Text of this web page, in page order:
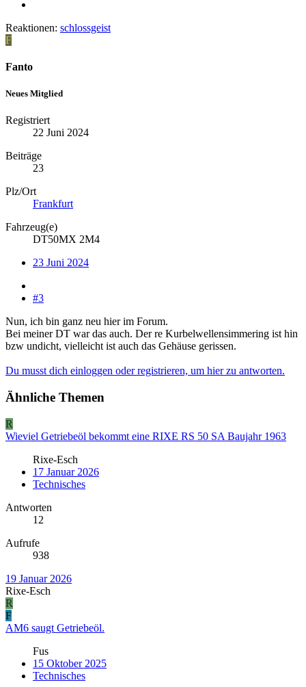
Reaktionen: schlossgeist
F
Fanto
Neues Mitglied
Registriert
22 Juni 2024
Beiträge
23
Plz/Ort
Frankfurt
Fahrzeug(e)
DT50MX 2M4
23 Juni 2024
#3
Nun, ich bin ganz neu hier im Forum.
Bei meiner DT war das auch. Der re Kurbelwellensimmering ist hin
bzw undicht, vielleicht ist auch das Gehäuse gerissen.
Du musst dich einloggen oder registrieren, um hier zu antworten.
Ähnliche Themen
R
Wieviel Getriebeöl bekommt eine RIXE RS 50 SA Baujahr 1963
Rixe-Esch
17 Januar 2026
Technisches
Antworten
12
Aufrufe
938
19 Januar 2026
Rixe-Esch
R
F
AM6 saugt Getriebeöl.
Fus
15 Oktober 2025
Technisches